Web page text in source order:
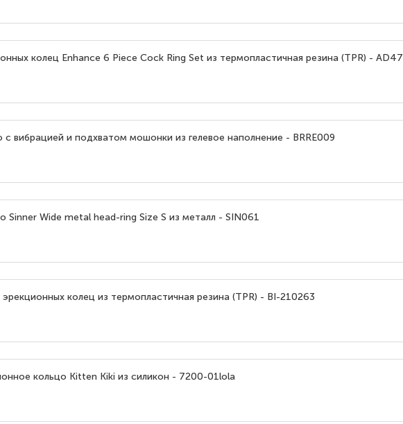
колец Enhance 6 Piece Cock Ring Set из термопластичная резина (TPR) -
вибрацией и подхватом мошонки из гелевое наполнение - BRRE009
Sinner Wide metal head-ring Size S из металл - SIN061
колец из термопластичная резина (TPR) - BI-210263
кольцо Kitten Kiki из силикон - 7200-01lola